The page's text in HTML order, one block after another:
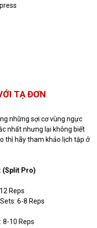
TẠ ĐƠN
những sợi cơ vùng ngực
nhất nhưng lại không biết
thì hãy tham khảo lịch tập ở
(Split Pro)
Reps
6-8 Reps
8-10 Reps